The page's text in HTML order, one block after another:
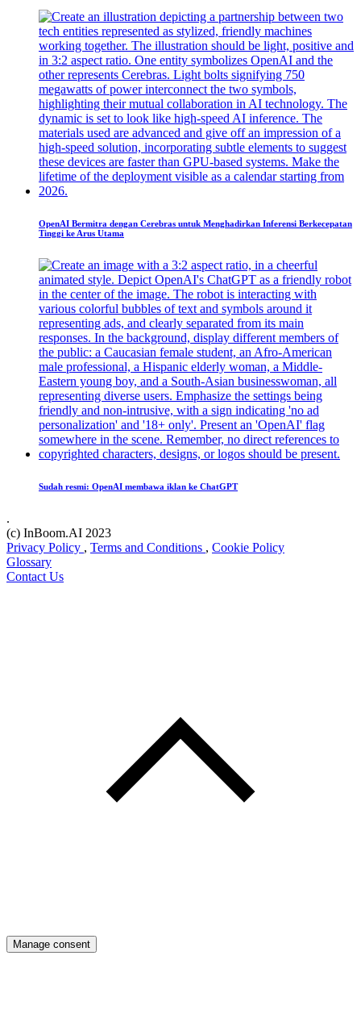
OpenAI Bermitra dengan Cerebras untuk Menghadirkan Inferensi Berkecepatan
Tinggi ke Arus Utama
Sudah resmi: OpenAI membawa iklan ke ChatGPT
.
(c) InBoom.AI 2023
Privacy Policy , Terms and Conditions , Cookie Policy
Glossary
Contact Us
Manage consent